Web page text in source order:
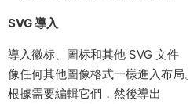
SVG 導入
導入徽标、圖标和其他 SVG 文件
像任何其他圖像格式一樣進入布局。
根據需要編輯它們，然後導出